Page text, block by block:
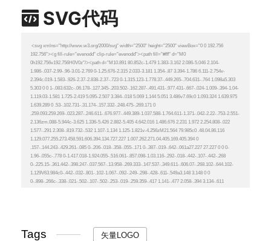
SVG代码
Tags 矢量LOGO